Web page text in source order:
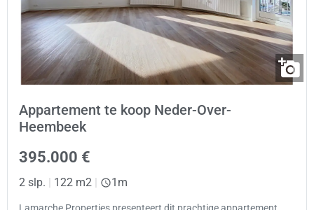
Appartement te koop Neder-Over-
Heembeek
395.000 €
2 slp. | 122 m2 | 1m